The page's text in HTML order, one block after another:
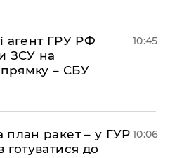
агент ГРУ РФ
ЗСУ на
– СБУ
10:45
план ракет – у ГУР
готуватися до
10:06